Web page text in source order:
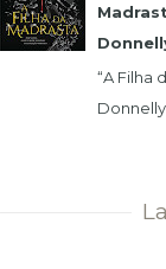
“A Filha